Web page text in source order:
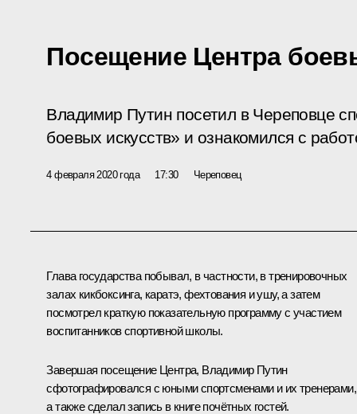
Посещение Центра
Владимир Путин посетил в Череповце
боевых искусств» и ознакомился с
4 февраля 2020 года 17:30 Череповец
Глава государства побывал, в частности, в тренировочных
залах кикбоксинга, каратэ, фехтования и ушу, а затем
посмотрел краткую показательную программу с участием
воспитанников спортивной школы.
Завершая посещение Центра, Владимир Путин
сфотографировался с юными спортсменами и их тренерами,
а также сделал запись в книге почётных гостей.